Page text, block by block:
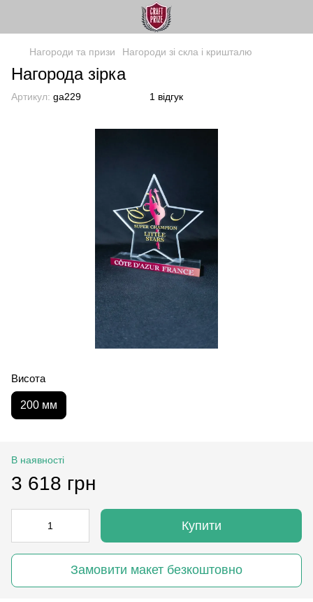
Нагороди та призи Нагороди зі скла і кришталю
Нагорода зірка
Артикул: ga229 1 відгук
Висота
200 мм
В наявності
3 618 грн
Купити
Замовити макет безкоштовно